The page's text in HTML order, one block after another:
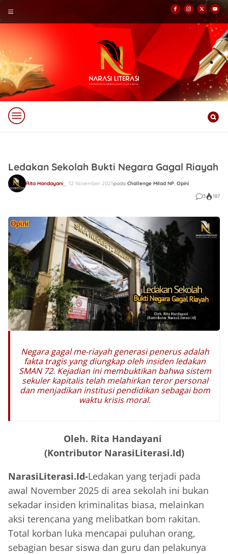
Ledakan Sekolah Bukti Negara Gagal Riayah
Rita Handayani 12 November 2025pada Challenge Milad NP Opini
3
187
​Negara gagal me-riayah generasi penerus adalah
fakta tragis yang diungkap oleh insiden ledakan
SMAN 72. Kejadian ini membuktikan bahwa sistem
sekuler kapitalis telah melahirkan teror personal
dan menjadikan institusi pendidikan sebagai bom
waktu krisis moral.
Oleh. Rita Handayani
(Kontributor NarasiLiterasi.Id)
NarasiLiterasi.Id-Ledakan yang terjadi pada
awal November 2025 di area sekolah ini bukan
sekadar insiden kriminalitas biasa, melainkan
aksi terencana yang melibatkan bom rakitan.
Total korban luka mencapai puluhan orang,
sebagian besar siswa dan guru dan pelakunya